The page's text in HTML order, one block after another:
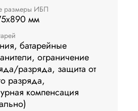
размеры ИБП
мм
батарейные
ограничение
разряда, защита от
разряда,
компенсация